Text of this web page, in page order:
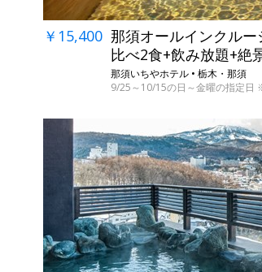
￥15,400 那須オールインクル
比べ2食+飲み放題+絶
那須いちやホテル • 栃木・那須
9/25～10/15の日～金曜の指定日
←